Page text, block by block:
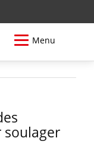
Menu
soulager